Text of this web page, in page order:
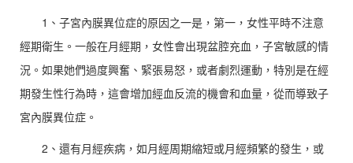
1、子宮內膜異位症的原因之一是，第一，女性平時不注意
經期衛生。一般在月經期，女性會出現盆腔充血，子宮敏感的情
況。如果她們過度興奮、緊張易怒，或者劇烈運動，特別是在經
期發生性行為時，這會增加經血反流的機會和血量，從而導致子
宮內膜異位症。
2、還有月經疾病，如月經周期縮短或月經頻繁的發生，或